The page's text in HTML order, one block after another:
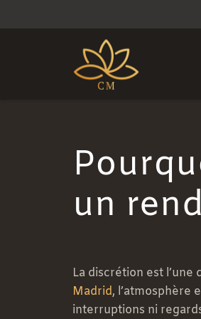
un
La discrétion est
Madrid, l’atmosphère
interruptions ni